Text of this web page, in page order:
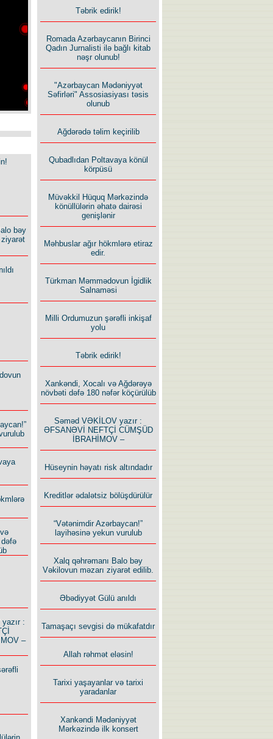
bəy
ziyarət
:
–
Təbrik edirik!
Romada Azərbaycanın Birinci
Qadın Jurnalisti ilə bağlı kitab
nəşr olunub!
"Azərbaycan Mədəniyyət
Səfirləri" Assosiasiyası təsis
olunub
Ağdərədə təlim keçirilib
Qubadlıdan Poltavaya könül
körpüsü
Müvəkkil Hüquq Mərkəzində
könüllülərin əhatə dairəsi
genişlənir
Məhbuslar ağır hökmlərə etiraz
edir.
Türkman Məmmədovun İgidlik
Salnaməsi
Milli Ordumuzun şərəfli inkişaf
yolu
Təbrik edirik!
Xankəndi, Xocalı və Ağdərəyə
növbəti dəfə 180 nəfər köçürülüb
Səməd VƏKİLOV yazır :
ƏFSANƏVİ NEFTÇİ CÜMŞÜD
İBRAHİMOV –
Hüseynin həyatı risk altındadır
Kreditlər ədalətsiz bölüşdürülür
“Vətənimdir Azərbaycan!”
layihəsinə yekun vurulub
Xalq qəhrəmanı Balo bəy
Vəkilovun məzarı ziyarət edilib.
Əbədiyyət Gülü anıldı
Tamaşaçı sevgisi də mükafatdır
Allah rəhmət eləsin!
Tarixi yaşayanlar və tarixi
yaradanlar
Xankəndi Mədəniyyət
Mərkəzində ilk konsert